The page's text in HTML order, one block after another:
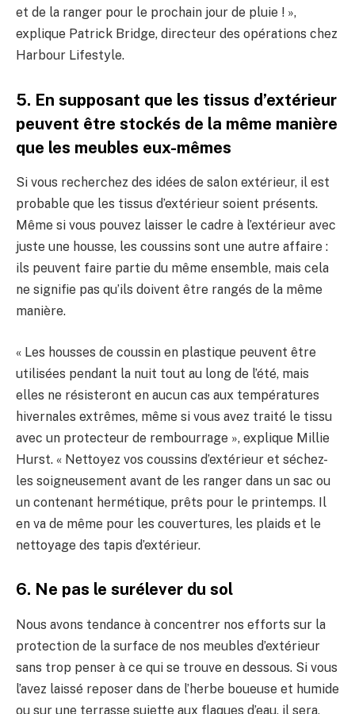
et de la ranger pour le prochain jour de pluie ! »,
explique Patrick Bridge, directeur des opérations chez
Harbour Lifestyle.
5. En supposant que les tissus d’extérieur
peuvent être stockés de la même manière
que les meubles eux-mêmes
Si vous recherchez des idées de salon extérieur, il est
probable que les tissus d’extérieur soient présents.
Même si vous pouvez laisser le cadre à l’extérieur avec
juste une housse, les coussins sont une autre affaire :
ils peuvent faire partie du même ensemble, mais cela
ne signifie pas qu’ils doivent être rangés de la même
manière.
« Les housses de coussin en plastique peuvent être
utilisées pendant la nuit tout au long de l’été, mais
elles ne résisteront en aucun cas aux températures
hivernales extrêmes, même si vous avez traité le tissu
avec un protecteur de rembourrage », explique Millie
Hurst. « Nettoyez vos coussins d’extérieur et séchez-
les soigneusement avant de les ranger dans un sac ou
un contenant hermétique, prêts pour le printemps. Il
en va de même pour les couvertures, les plaids et le
nettoyage des tapis d’extérieur.
6. Ne pas le surélever du sol
Nous avons tendance à concentrer nos efforts sur la
protection de la surface de nos meubles d’extérieur
sans trop penser à ce qui se trouve en dessous. Si vous
l’avez laissé reposer dans de l’herbe boueuse et humide
ou sur une terrasse sujette aux flaques d’eau, il sera,